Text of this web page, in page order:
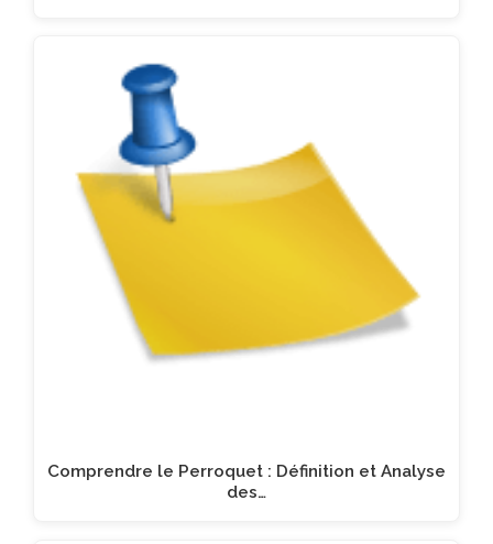
Comprendre le Perroquet : Définition et Analyse
des…